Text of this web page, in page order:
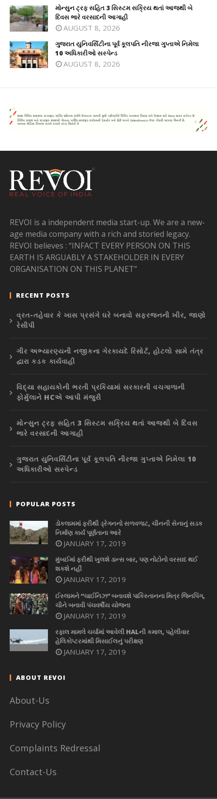
મોન્સુન ટ્રફ સહિત 3 સિસ્ટમ સક્રિય થતાં આજથી બે
દિવસ ભારે વરસાદની આગાહી
AUGUST 8, 2026
ગુજરાત યુનિવર્સિટીના પૂર્વ કૂલપતિ નીરજા ગુપ્તાએ નિમેલા
10 અધિકારીઓ સસ્પેન્ડ
AUGUST 8, 2026
REVOI is a independent media start-up. We are a new-
age media company with a rich and storied legacy.
REVOI believes : “INFACT EVERY PERSON ON THIS
EARTH IS ARGUABLY A STAKEHOLDER IN EVERY
ORGANISATION ON THIS PLANET”
RECENT POSTS
વ્રત-તહેવાર કે ખાસ પ્રસંગે ઘરે બનાવો સફરજનની ખીર, જાણો
રેસીપી
ગીર અભ્યારણ્યની નજીકના ગેરકાયદે રિસોર્ટ, હોટલો સામે તંત્ર
દ્વારા કડક કાર્યવાહી
વિદ્યા સહાયકોની ભરતી પ્રકિયામાં સરકારની વચગાળાની
ફોર્મુલાને HCએ આપી મંજુરી
મોન્સુન ટ્રફ સહિત 3 સિસ્ટમ સક્રિય થતાં આજથી બે દિવસ
ભારે વરસાદની આગાહી
ગુજરાત યુનિવર્સિટીના પૂર્વ કૂલપતિ નીરજા ગુપ્તાએ નિમેલા 10
અધિકારીઓ સસ્પેન્ડ
POPULAR POSTS
ડોકલામમાં ફરીથી ડ્રેગનનો સળવળાટ, ચીનની સેનાનું સડક
નિર્માણ કાર્ય પૂર્ણતાના આરે
JANUARY 17, 2019
મુંબઈમાં ફરીથી ખુલશે ડાન્સ બાર, પણ નોટોનો વરસાદ થઈ
શકશે નહીં
JANUARY 17, 2019
ઈસ્લામને “ચાઈનિઝ” બનાવશે પાકિસ્તાનના મિત્ર જિનપિંગ,
ચીને બનાવી પંચવર્ષીય યોજના
JANUARY 17, 2019
રફાલ મામલે ચર્ચામાં આવેલી HALની કમાલ, પહેલીવાર
હેલિકોપ્ટરમાંથી મિસાઈલનું પરીક્ષણ
JANUARY 17, 2019
ABOUT REVOI
About-Us
Privacy Policy
Complaints Redressal
Contact-Us